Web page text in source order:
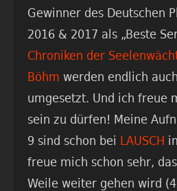
Gewinner des Deutschen
2016 & 2017 als „Beste
Chroniken der
Böhmwerden endlich
umgesetzt. Und ich freue
sein zu dürfen! Meine
9 sind schon bei LAUSCH
freue mich schon sehr,
Weile weiter gehen wird